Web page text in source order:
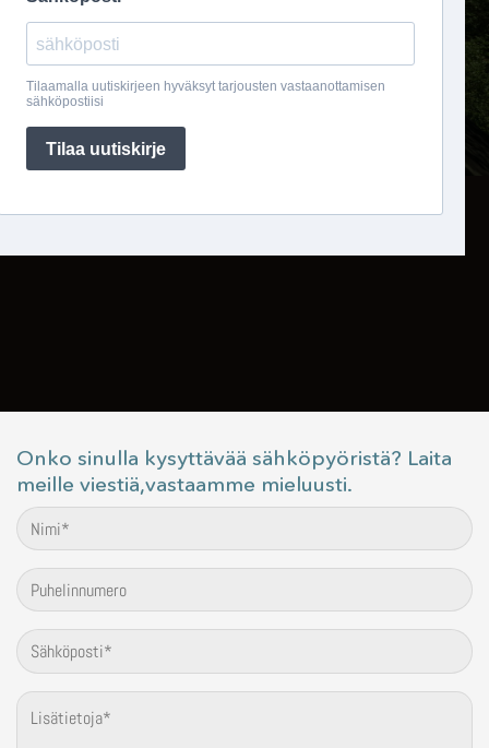
Onko sinulla kysyttävää sähköpyöristä? Laita
meille viestiä,vastaamme mieluusti.